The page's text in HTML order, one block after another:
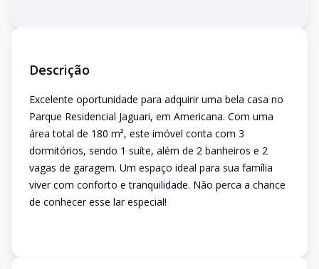
Descrição
Excelente oportunidade para adquirir uma bela casa no
Parque Residencial Jaguari, em Americana. Com uma
área total de 180 m², este imóvel conta com 3
dormitórios, sendo 1 suíte, além de 2 banheiros e 2
vagas de garagem. Um espaço ideal para sua família
viver com conforto e tranquilidade. Não perca a chance
de conhecer esse lar especial!